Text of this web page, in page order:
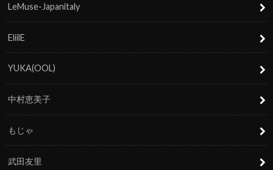
LeMuse-Japanitaly
EliilE
YUKA(OOL)
中村恵美子
もじゃ
武田友里